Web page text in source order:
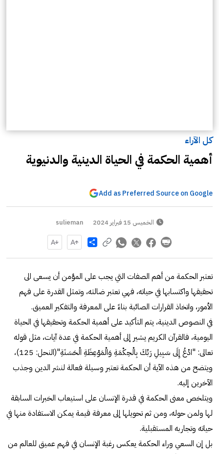
كل الآراء
أهمية الحكمة في الحياة الدينية والدنيوية
Add as Preferred Source on Google
الخميس 15 فبراير 2024 sulieman
Share
تعتبر الحكمة من أهم الصفات التي يجب على المؤمن أن يسعى الى
تحقيقها واكتسابها في حياته، فهي تعتبر ضالته، وتمثل القدرة على فهم
الأمور، واتخاذ القرارات الصائبة بناءً على المعرفة والتفكير العميق.
في النصوص الدينية، يتم التأكيد على أهمية الحكمة وتحقيقها في الحياة
اليومية، فالقرآن الكريم يشير إلى أهمية الحكمة في عدة آيات، مثل قوله
تعالى: "ادْعُ إِلَى سَبِيلِ رَبِّكَ بِالْحِكْمَةِ وَالْمَوْعِظَةِ الْحَسَنَةِ"(النحل: 125)،
ويتضح من هذه الآية أن الحكمة تعتبر وسيلة فعالة لنشر الدين وجذب
الآخرين إليه.
ويتلخص معنى الحكمة في قدرة الإنسان على استيعاب الخبرات السابقة
لها ولمن حوله، ومن ثم تحويلها إلى معرفة قيمة يمكن الاستفادة منها في
حياته وتجاربه المستقبلية.
بل إن السعي وراء الحكمة يعكس رغبة الإنسان في فهم عميق للعالم من